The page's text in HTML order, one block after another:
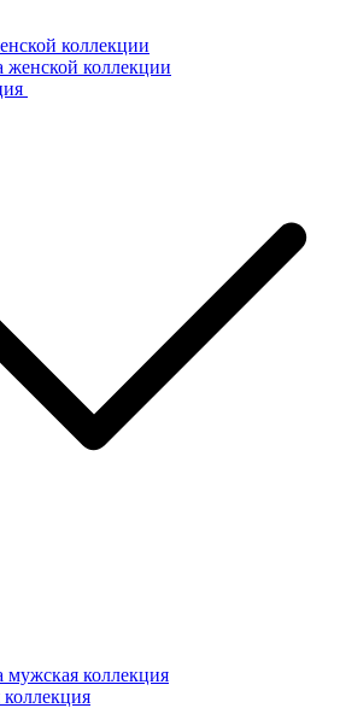
коллекции
женской коллекции
мужская коллекция